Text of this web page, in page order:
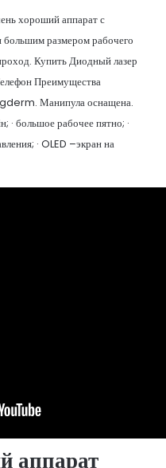
хороший аппарат с
размером рабочего
Купить Диодный лазер
Преимущества
Манипула оснащена.
большое рабочее пятно; ·
· OLED –экран на
аппарат